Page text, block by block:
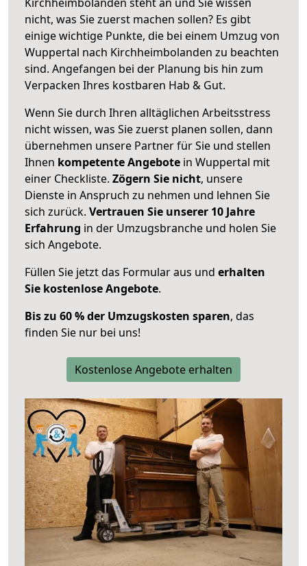
nicht, was Sie zuerst machen sollen? Es gibt
einige wichtige Punkte, die bei einem Umzug von
Wuppertal nach Kirchheimbolanden zu beachten
sind. Angefangen bei der Planung bis hin zum
Verpacken Ihres kostbaren Hab & Gut.
Wenn Sie durch Ihren alltäglichen Arbeitsstress
nicht wissen, was Sie zuerst planen sollen, dann
übernehmen unsere Partner für Sie und stellen
Ihnen kompetente Angebote in Wuppertal mit
einer Checkliste. Zögern Sie nicht, unsere
Dienste in Anspruch zu nehmen und lehnen Sie
sich zurück. Vertrauen Sie unserer 10 Jahre
Erfahrung in der Umzugsbranche und holen Sie
sich Angebote.
Füllen Sie jetzt das Formular aus und erhalten
Sie kostenlose Angebote.
Bis zu 60 % der Umzugskosten sparen, das
finden Sie nur bei uns!
Kostenlose Angebote erhalten